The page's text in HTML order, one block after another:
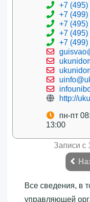
+7 (495)
+7
+7
+7 (495)
+7 (499)
http://
пн-пт
13:00
Записи с
Все сведения, в
управляющей